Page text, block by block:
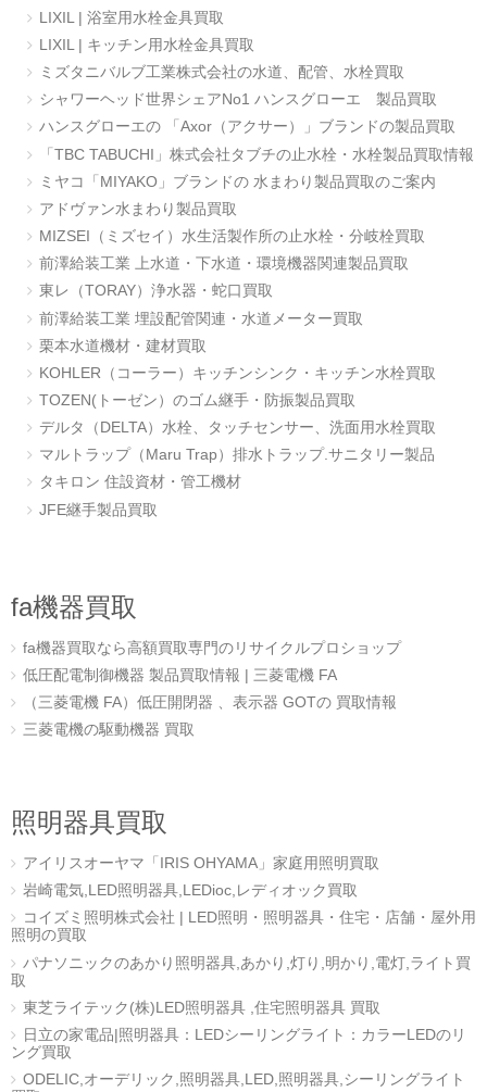
LIXIL | 浴室用水栓金具買取
LIXIL | キッチン用水栓金具買取
ミズタニバルブ工業株式会社の水道、配管、水栓買取
シャワーヘッド世界シェアNo1 ハンスグローエ 製品買取
ハンスグローエの 「Axor（アクサー）」ブランドの製品買取
「TBC TABUCHI」株式会社タブチの止水栓・水栓製品買取情報
ミヤコ「MIYAKO」ブランドの 水まわり製品買取のご案内
アドヴァン水まわり製品買取
MIZSEI（ミズセイ）水生活製作所の止水栓・分岐栓買取
前澤給装工業 上水道・下水道・環境機器関連製品買取
東レ（TORAY）浄水器・蛇口買取
前澤給装工業 埋設配管関連・水道メーター買取
栗本水道機材・建材買取
KOHLER（コーラー）キッチンシンク・キッチン水栓買取
TOZEN(トーゼン）のゴム継手・防振製品買取
デルタ（DELTA）水栓、タッチセンサー、洗面用水栓買取
マルトラップ（Maru Trap）排水トラップ.サニタリー製品
タキロン 住設資材・管工機材
JFE継手製品買取
fa機器買取
fa機器買取なら高額買取専門のリサイクルプロショップ
低圧配電制御機器 製品買取情報 | 三菱電機 FA
（三菱電機 FA）低圧開閉器 、表示器 GOTの 買取情報
三菱電機の駆動機器 買取
照明器具買取
アイリスオーヤマ「IRIS OHYAMA」家庭用照明買取
岩崎電気,LED照明器具,LEDioc,レディオック買取
コイズミ照明株式会社 | LED照明・照明器具・住宅・店舗・屋外用
照明の買取
パナソニックのあかり照明器具,あかり,灯り,明かり,電灯,ライト買
取
東芝ライテック(株)LED照明器具 ,住宅照明器具 買取
日立の家電品|照明器具：LEDシーリングライト：カラーLEDのリ
ング買取
ODELIC,オーデリック,照明器具,LED,照明器具,シーリングライト